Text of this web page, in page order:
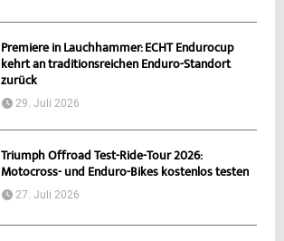
Premiere in Lauchhammer: ECHT Endurocup
kehrt an traditionsreichen Enduro-Standort
zurück
29. Juli 2026
Triumph Offroad Test-Ride-Tour 2026:
Motocross- und Enduro-Bikes kostenlos testen
27. Juli 2026